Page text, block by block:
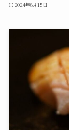
2024年8月15日